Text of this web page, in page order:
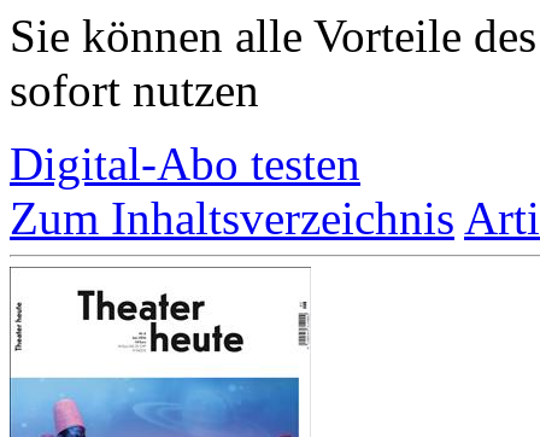
Sie können alle Vorteile
sofort nutzen
Digital-Abo testen
Zum Inhaltsverzeichnis